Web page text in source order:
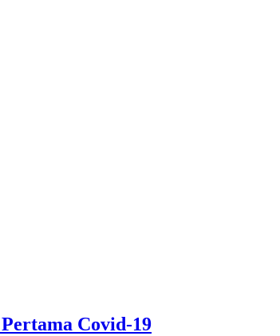
Covid-19